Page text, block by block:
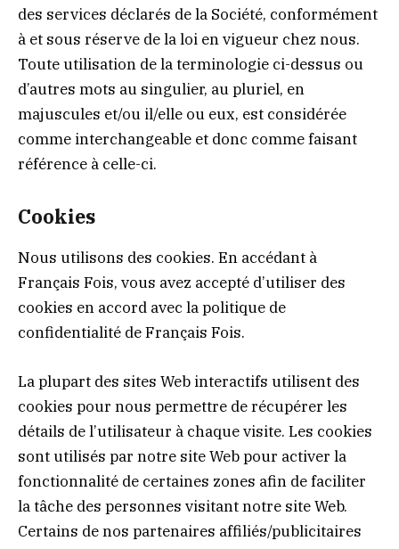
des services déclarés de la Société, conformément
à et sous réserve de la loi en vigueur chez nous.
Toute utilisation de la terminologie ci-dessus ou
d’autres mots au singulier, au pluriel, en
majuscules et/ou il/elle ou eux, est considérée
comme interchangeable et donc comme faisant
référence à celle-ci.
Cookies
Nous utilisons des cookies. En accédant à
Français Fois, vous avez accepté d’utiliser des
cookies en accord avec la politique de
confidentialité de Français Fois.
La plupart des sites Web interactifs utilisent des
cookies pour nous permettre de récupérer les
détails de l’utilisateur à chaque visite. Les cookies
sont utilisés par notre site Web pour activer la
fonctionnalité de certaines zones afin de faciliter
la tâche des personnes visitant notre site Web.
Certains de nos partenaires affiliés/publicitaires